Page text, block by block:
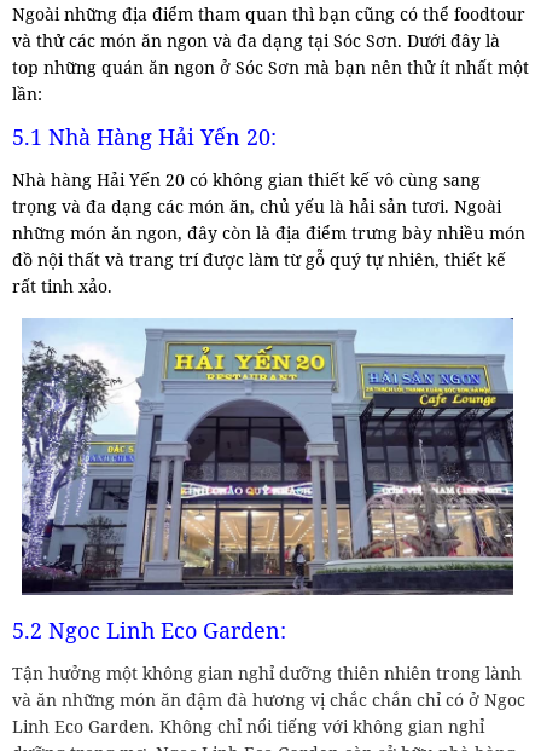
Ngoài những địa điểm tham quan thì bạn cũng có thể foodtour
và thử các món ăn ngon và đa dạng tại Sóc Sơn. Dưới đây là
top những quán ăn ngon ở Sóc Sơn mà bạn nên thử ít nhất một
lần:
5.1 Nhà Hàng Hải Yến 20:
Nhà hàng Hải Yến 20 có không gian thiết kế vô cùng sang
trọng và đa dạng các món ăn, chủ yếu là hải sản tươi. Ngoài
những món ăn ngon, đây còn là địa điểm trưng bày nhiều món
đồ nội thất và trang trí được làm từ gỗ quý tự nhiên, thiết kế
rất tinh xảo.
5.2 Ngoc Linh Eco Garden:
Tận hưởng một không gian nghỉ dưỡng thiên nhiên trong lành
và ăn những món ăn đậm đà hương vị chắc chắn chỉ có ở Ngoc
Linh Eco Garden. Không chỉ nổi tiếng với không gian nghỉ